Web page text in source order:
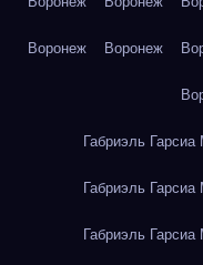
Воронеж Воронеж
Габриэль
Габриэль
Габриэль